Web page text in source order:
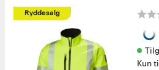
Ryddesalg
Kun